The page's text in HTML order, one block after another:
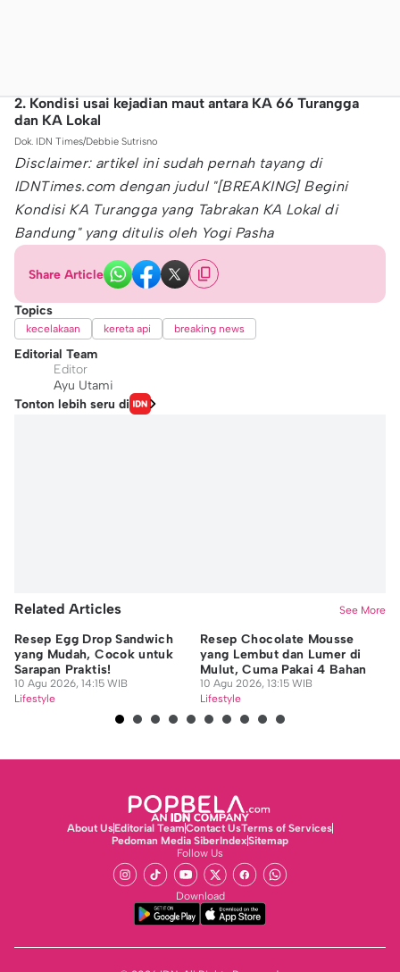
2. Kondisi usai kejadian maut antara KA 66 Turangga
dan KA Lokal
Dok. IDN Times/Debbie Sutrisno
Disclaimer: artikel ini sudah pernah tayang di
IDNTimes.com dengan judul "[BREAKING] Begini
Kondisi KA Turangga yang Tabrakan KA Lokal di
Bandung" yang ditulis oleh Yogi Pasha
Share Article
Topics
kecelakaan kereta api breaking news
Editorial Team
Editor
Ayu Utami
Tonton lebih seru di
Related Articles See More
Resep Egg Drop Sandwich
yang Mudah, Cocok untuk
Sarapan Praktis!
10 Agu 2026, 14:15 WIB
Lifestyle
Resep Chocolate Mousse
yang Lembut dan Lumer di
Mulut, Cuma Pakai 4 Bahan
10 Agu 2026, 13:15 WIB
Lifestyle
About UsEditorial TeamContact UsTerms of Services
Pedoman Media SiberIndexSitemap
Follow Us
Download